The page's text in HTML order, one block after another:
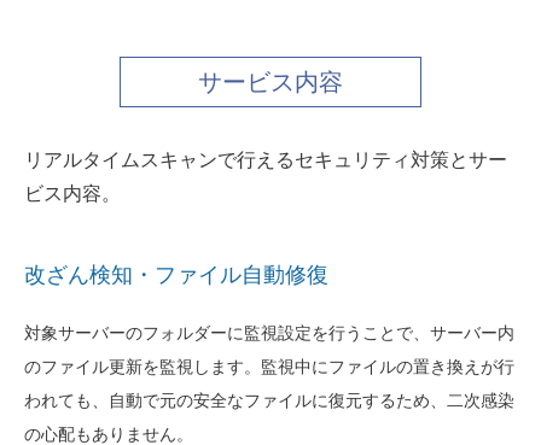
サービス内容
リアルタイムスキャンで行えるセキュリティ対策とサー
ビス内容。
改ざん検知・ファイル自動修復
対象サーバーのフォルダーに監視設定を行うことで、サーバー内
のファイル更新を監視します。監視中にファイルの置き換えが行
われても、自動で元の安全なファイルに復元するため、二次感染
の心配もありません。